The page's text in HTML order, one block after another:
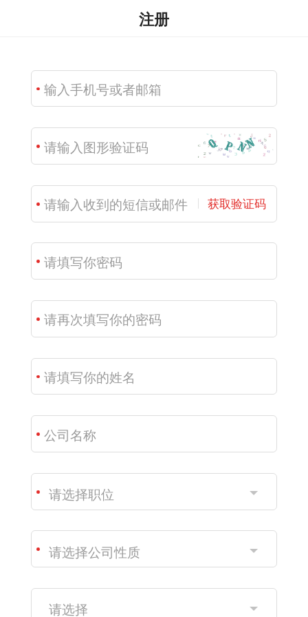
注册
获取验证码